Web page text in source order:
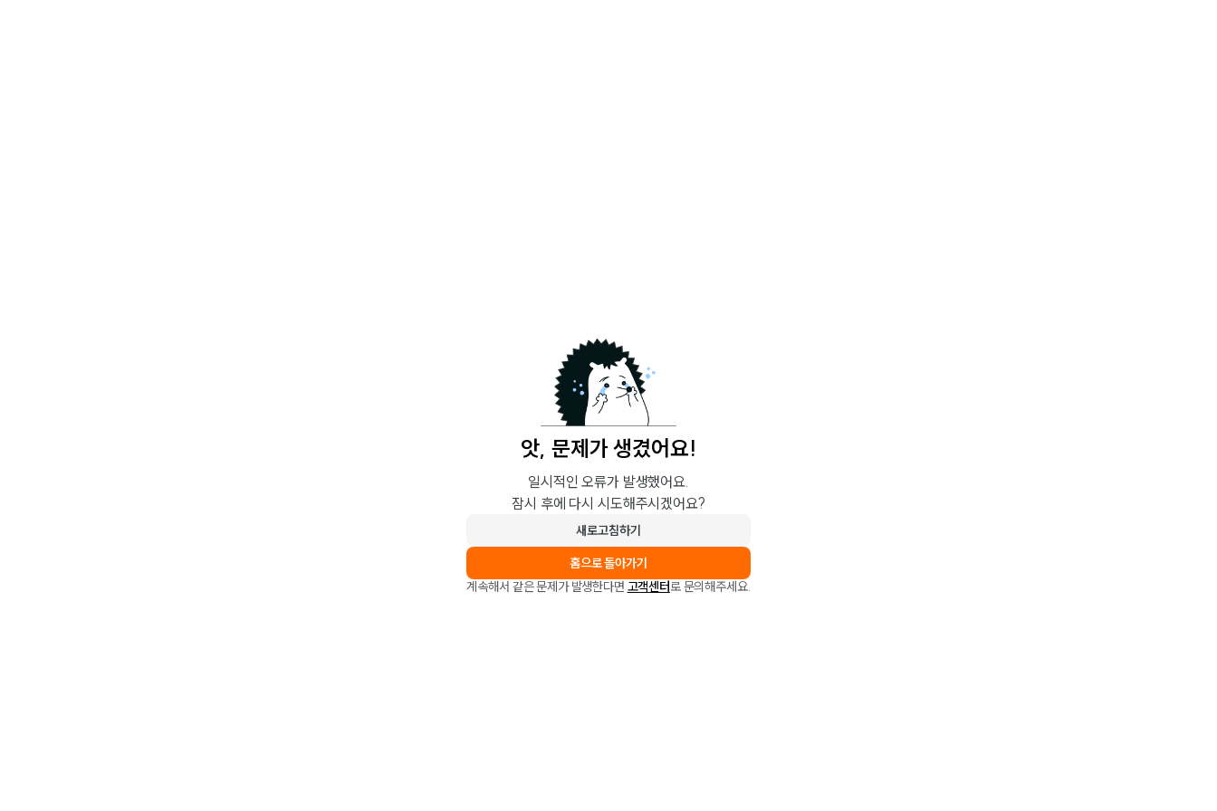
앗, 문제가 생겼어요!
일시적인 오류가 발생했어요.
잠시 후에 다시 시도해주시겠어요?
새로고침하기
홈으로 돌아가기
계속해서 같은 문제가 발생한다면 고객센터로 문의해주세요.